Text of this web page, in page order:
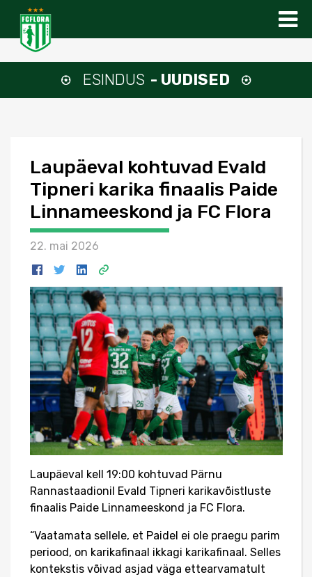
ESINDUS - UUDISED
Laupäeval kohtuvad Evald
Tipneri karika finaalis Paide
Linnameeskond ja FC Flora
22. mai 2026
Laupäeval kell 19:00 kohtuvad Pärnu
Rannastaadionil Evald Tipneri karikavõistluste
finaalis Paide Linnameeskond ja FC Flora.
“Vaatamata sellele, et Paidel ei ole praegu parim
periood, on karikafinaal ikkagi karikafinaal. Selles
kontekstis võivad asjad väga ettearvamatult